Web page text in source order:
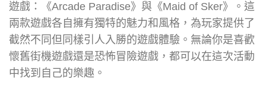
遊戲：《Arcade Paradise》與《Maid of Sker》。這
兩款遊戲各自擁有獨特的魅力和風格，為玩家提供了
截然不同但同樣引人入勝的遊戲體驗。無論你是喜歡
懷舊街機遊戲還是恐怖冒險遊戲，都可以在這次活動
中找到自己的樂趣。